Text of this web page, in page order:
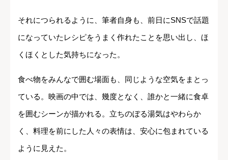
それにつられるように、筆者自身も、前日にSNSで話題
になっていたレシピをうまく作れたことを思い出し、ほ
くほくとした気持ちになった。
食べ物をみんなで囲む場面も、同じような空気をまとっ
ている。映画の中では、幾度となく、誰かと一緒に食卓
を囲むシーンが描かれる。立ちのぼる湯気はやわらか
く、料理を前にした人々の表情は、安心に包まれている
ように見えた。